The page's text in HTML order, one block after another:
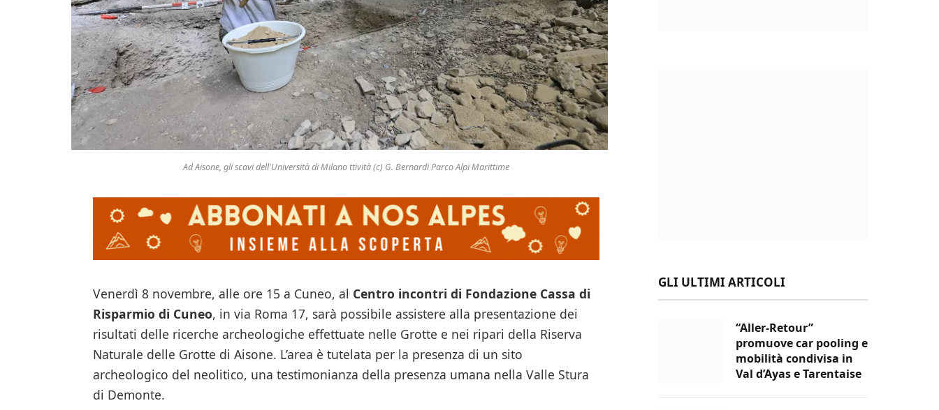
Ad Aisone, gli scavi dell'Università di Milano ttività (c) G. Bernardi Parco Alpi Marittime
Venerdì 8 novembre, alle ore 15 a Cuneo, al Centro incontri di Fondazione Cassa di
Risparmio di Cuneo, in via Roma 17, sarà possibile assistere alla presentazione dei
risultati delle ricerche archeologiche effettuate nelle Grotte e nei ripari della Riserva
Naturale delle Grotte di Aisone. L’area è tutelata per la presenza di un sito
archeologico del neolitico, una testimonianza della presenza umana nella Valle Stura
di Demonte.
GLI ULTIMI ARTICOLI
“Aller-Retour”
promuove car pooling e
mobilità condivisa in
Val d’Ayas e Tarentaise